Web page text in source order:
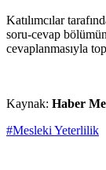
Katılımcılar
soru-cevap
cevaplanmasıyla
Kaynak: Haber
#Mesleki Yeterlilik